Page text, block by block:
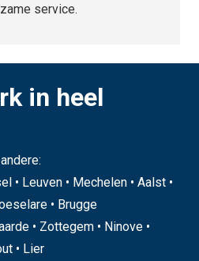
service.
in heel
• Leuven • Mechelen • Aalst •
• Brugge
• Zottegem • Ninove •
• Lier